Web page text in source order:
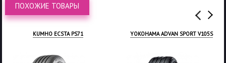
ПОХОЖИЕ ТОВАРЫ
KUMHO ECSTA PS71 YOKOHAMA ADVAN SPORT V105S